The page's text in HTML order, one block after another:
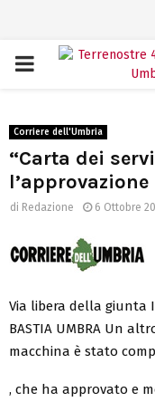
PRIMARY
Corriere dell'Umbria
“Carta dei
l’approvazione
di Redazione 6 Ottobre
Via libera della giunta
BASTIA UMBRA Un
macchina è stato
, che ha approvato e